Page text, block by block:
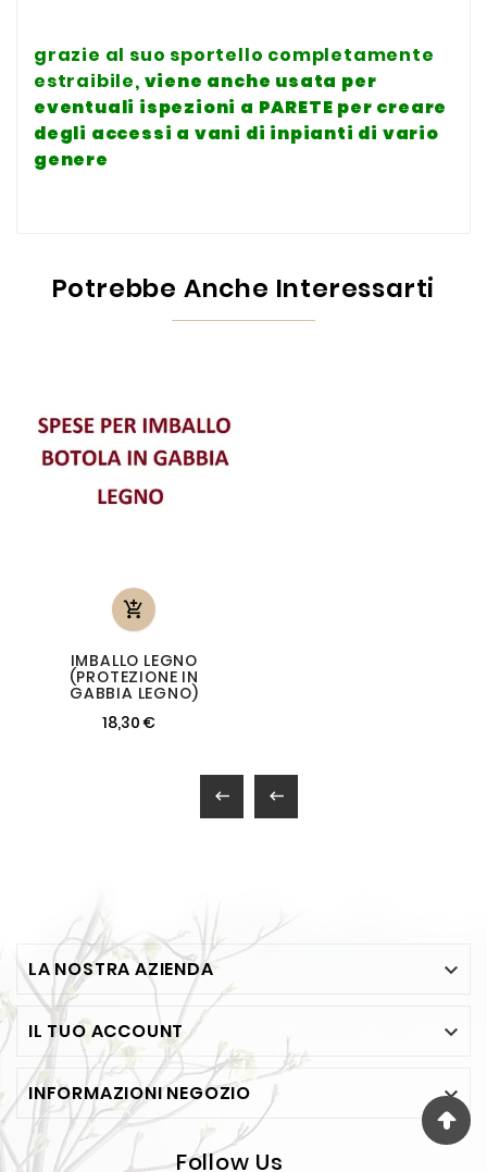
grazie al suo sportello completamente
estraibile, viene anche usata per
eventuali ispezioni a PARETE per creare
degli accessi a vani di inpianti di vario
genere
Potrebbe Anche Interessarti

IMBALLO LEGNO
(PROTEZIONE IN
GABBIA LEGNO)
18,30 €
 
LA NOSTRA AZIENDA 
IL TUO ACCOUNT 
INFORMAZIONI NEGOZIO 
Follow Us